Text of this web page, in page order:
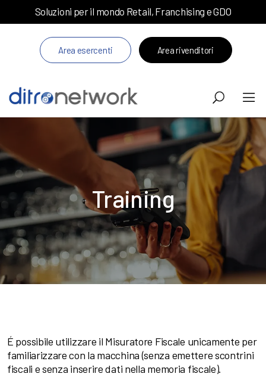
Soluzioni per il mondo Retail, Franchising e GDO
Area esercenti Area rivenditori
Training
É possibile utilizzare il Misuratore Fiscale unicamente per
familiarizzare con la macchina (senza emettere scontrini
fiscali e senza inserire dati nella memoria fiscale).